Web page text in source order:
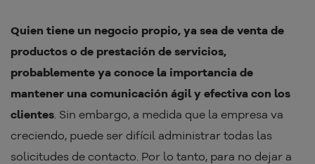
Quien tiene un negocio propio, ya sea de venta de
productos o de prestación de servicios,
probablemente ya conoce la importancia de
mantener una comunicación ágil y efectiva con los
clientes . Sin embargo, a medida que la empresa va
creciendo, puede ser difícil administrar todas las
solicitudes de contacto. Por lo tanto, para no dejar a